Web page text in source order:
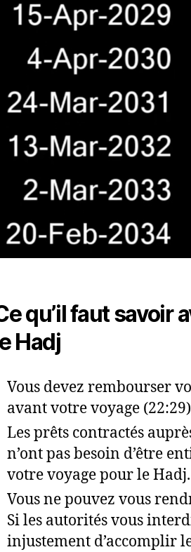
qu’il faut savoir
Hadj
Vous devez rembourser
avant votre voyage
Les prêts contractés
n’ont pas besoin d’être
votre voyage pour le Hadj.
Vous ne pouvez vous
Si les autorités vous
injustement d’accomplir